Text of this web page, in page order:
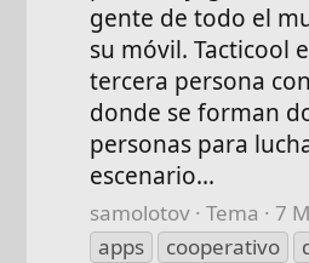
gente de todo el
su móvil. Tacticool
tercera persona
donde se forman
personas para
escenario...
samolotov Tema 7
apps
cooperativo